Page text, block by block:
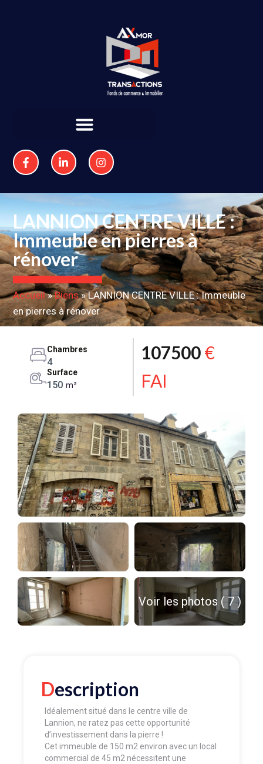
LANNION CENTRE VILLE :
Immeuble en pierres à
rénover
Accueil»Biens»LANNION CENTRE VILLE : Immeuble
en pierres à rénover
Chambres
4
Surface
150 m²
107500€
FAI
Voir les photos ( 7 )
Description
Idéalement situé dans le centre ville de
Lannion, ne ratez pas cette opportunité
d’investissement dans la pierre !
Cet immeuble de 150 m2 environ avec un local
commercial de 45 m2 nécessitent une